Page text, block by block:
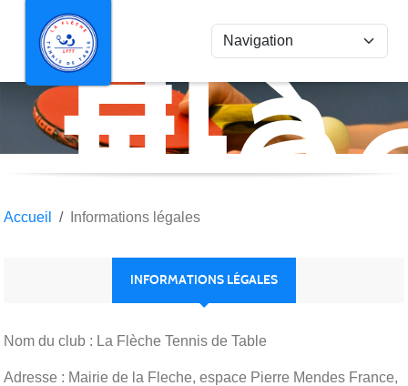
La
de
Accueil Informations légales
INFORMATIONS LÉGALES
Nom du club : La Flèche Tennis de Table
Adresse : Mairie de la Fleche, espace Pierre Mendes France,
Panneau de gestion des cookies